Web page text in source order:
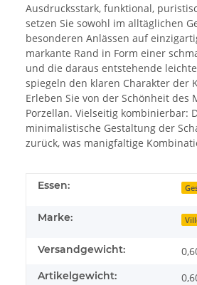
Ausdrucksstark, funktional,
setzen Sie sowohl im alltäglichen
besonderen Anlässen auf
markante Rand in Form einer
und die daraus entstehende
spiegeln den klaren Charakter der
Erleben Sie von der Schönheit des
Porzellan. Vielseitig kombinierbar:
minimalistische Gestaltung der
zurück, was manigfaltige
Essen:
Marke:
Versandgewicht:
Artikelgewicht: